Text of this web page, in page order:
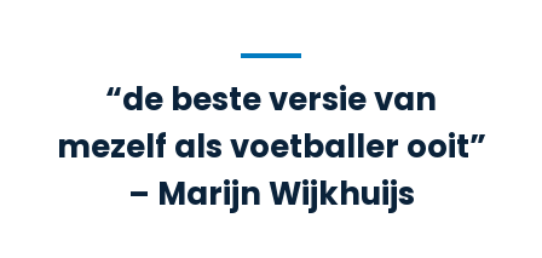
“de beste versie van
mezelf als voetballer ooit”
– Marijn Wijkhuijs